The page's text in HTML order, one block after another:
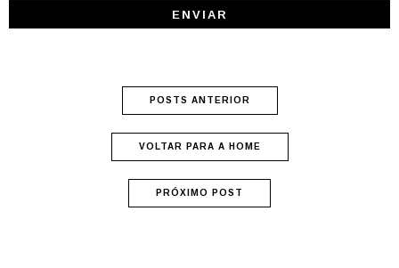
POSTS ANTERIOR
VOLTAR PARA A HOME
PRÓXIMO POST